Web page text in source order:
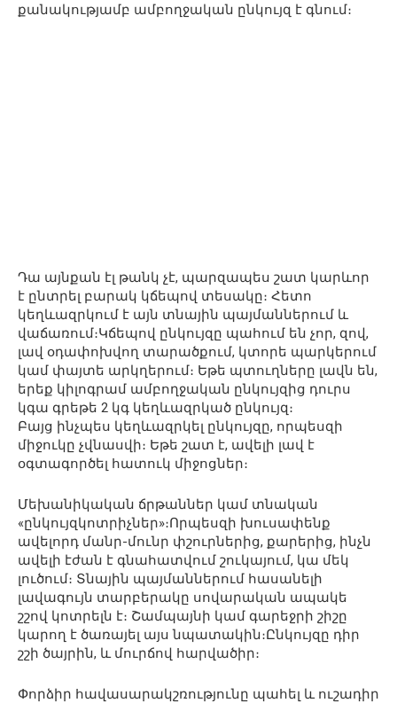
քանակությամբ ամբողջական ընկույզ է գնում։
Դա այնքան էլ թանկ չէ, պարզապես շատ կարևոր
է ընտրել բարակ կճեպով տեսակը։ Հետո
կեղևազրկում է այն տնային պայմաններում և
վաճառում։Կճեպով ընկույզը պահում են չոր, զով,
լավ օդափոխվող տարածքում, կտորե պարկերում
կամ փայտե արկղերում։ Եթե պտուղները լավն են,
երեք կիլոգրամ ամբողջական ընկույզից դուրս
կգա գրեթե 2 կգ կեղևազրկած ընկույզ։
Բայց ինչպես կեղևազրկել ընկույզը, որպեսզի
միջուկը չվնասվի։ Եթե շատ է, ավելի լավ է
օգտագործել հատուկ միջոցներ։
Մեխանիկական ճրթաններ կամ տնական
«ընկույզկոտրիչներ»։Որպեսզի խուսափենք
ավելորդ մանր-մունր փշուրներից, քարերից, ինչն
ավելի էժան է գնահատվում շուկայում, կա մեկ
լուծում։ Տնային պայմաններում հասանելի
լավագույն տարբերակը սովարական ապակե
շշով կոտրելն է։ Շամպայնի կամ գարեջրի շիշը
կարող է ծառայել այս նպատակին։Ընկույզը դիր
շշի ծայրին, և մուրճով հարվածիր։
Փորձիր հավասարակշռությունը պահել և ուշադիր